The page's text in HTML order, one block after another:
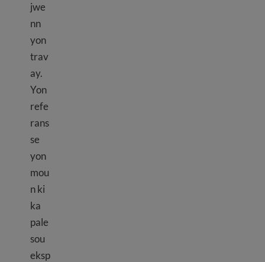
jwe
nn
yon
trav
ay.
Yon
refe
rans
se
yon
mou
n ki
ka
pale
sou
eksp